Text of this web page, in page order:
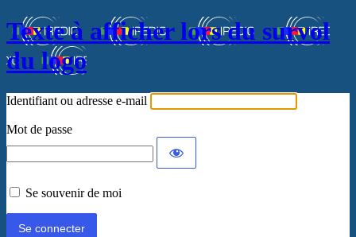
Texte à afficher lors du survol
du logo
Identifiant ou adresse e-mail
Mot de passe
Se souvenir de moi